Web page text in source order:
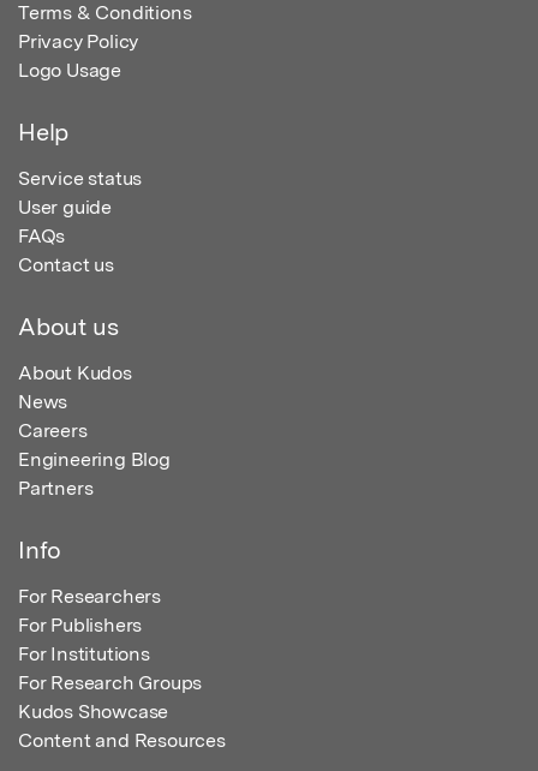
Terms & Conditions
Privacy Policy
Logo Usage
Help
Service status
User guide
FAQs
Contact us
About us
About Kudos
News
Careers
Engineering Blog
Partners
Info
For Researchers
For Publishers
For Institutions
For Research Groups
Kudos Showcase
Content and Resources